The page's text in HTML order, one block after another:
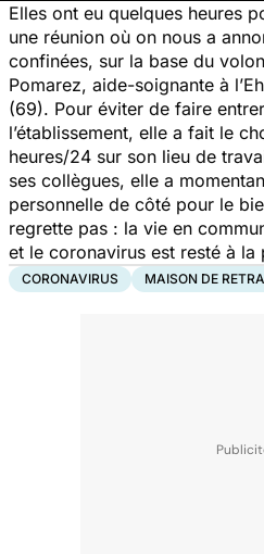
Elles ont eu quelques heures
une réunion où on nous a
confinées, sur la base du
Pomarez, aide-soignante à
(69). Pour éviter de faire
l’établissement, elle a fait le
heures/24 sur son lieu de
ses collègues, elle a
personnelle de côté pour le
regrette pas : la vie en
et le coronavirus est resté à la
CORONAVIRUS MAISON DE